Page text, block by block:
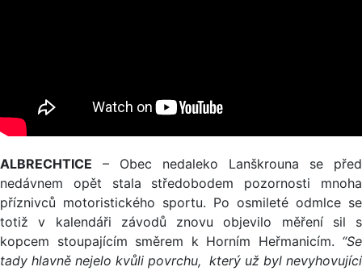
ALBRECHTICE – Obec nedaleko Lanškrouna se před
nedávnem opět stala středobodem pozornosti mnoha
příznivců motoristického sportu. Po osmileté odmlce se
totiž v kalendáři závodů znovu objevilo měření sil s
kopcem stoupajícím směrem k Horním Heřmanicím. “Se
tady hlavně nejelo kvůli povrchu, který už byl nevyhovující